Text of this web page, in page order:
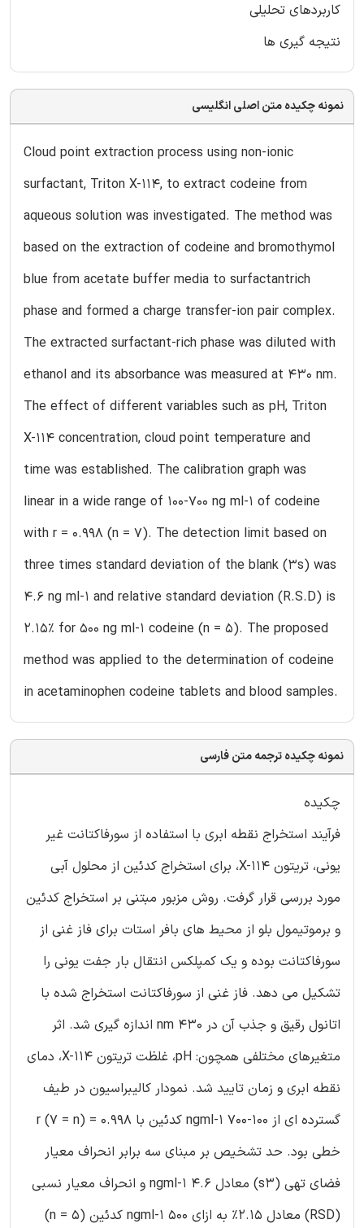
کاربردهای تحلیلی
نتیجه گیری ها
نمونه چکیده متن اصلی انگلیسی
Cloud point extraction process using non-ionic
surfactant, Triton X-114, to extract codeine from
aqueous solution was investigated. The method was
based on the extraction of codeine and bromothymol
blue from acetate buffer media to surfactantrich
phase and formed a charge transfer-ion pair complex.
The extracted surfactant-rich phase was diluted with
ethanol and its absorbance was measured at 430 nm.
The effect of different variables such as pH, Triton
X-114 concentration, cloud point temperature and
time was established. The calibration graph was
linear in a wide range of 100-700 ng ml-1 of codeine
with r = 0.998 (n = 7). The detection limit based on
three times standard deviation of the blank (3s) was
4.6 ng ml-1 and relative standard deviation (R.S.D) is
2.15% for 500 ng ml-1 codeine (n = 5). The proposed
method was applied to the determination of codeine
in acetaminophen codeine tablets and blood samples.
نمونه چکیده ترجمه متن فارسی
چکیده
فرآیند استخراج نقطه ابری با استفاده از سورفاکتانت غیر
یونی، تریتون X-114، برای استخراج کدئین از محلول آبی
مورد بررسی قرار گرفت. روش مزبور مبتنی بر استخراج کدئین
و برموتیمول بلو از محیط های بافر استات برای فاز غنی از
سورفاکتانت بوده و یک کمپلکس انتقال بار جفت یونی را
تشکیل می دهد. فاز غنی از سورفاکتانت استخراج شده با
اتانول رقیق و جذب آن در nm 430 اندازه گیری شد. اثر
متغیرهای مختلفی همچون: pH، غلظت تریتون X-114، دمای
نقطه ابری و زمان تایید شد. نمودار کالیبراسیون در طیف
گسترده ای از ngml-1 700-100 کدئین با 0.998 = r (7 = n)
خطی بود. حد تشخیص بر مبنای سه برابر انحراف معیار
فضای تهی (s3) معادل ngml-1 4.6 و انحراف معیار نسبی
(RSD) معادل 2.15٪ به ازای ngml-1 500 کدئین (5 = n)